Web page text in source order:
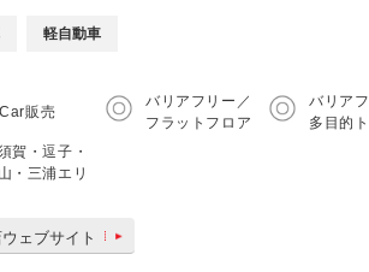
軽自動車
販売
バリアフリー／
フラットフロア
バリア
多目的
賀・逗子・
・三浦エリ
ェブサイト